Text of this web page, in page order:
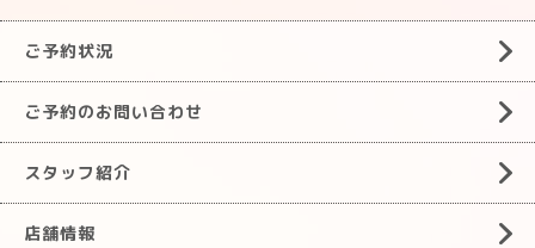
ご予約状況
ご予約のお問い合わせ
スタッフ紹介
店舗情報